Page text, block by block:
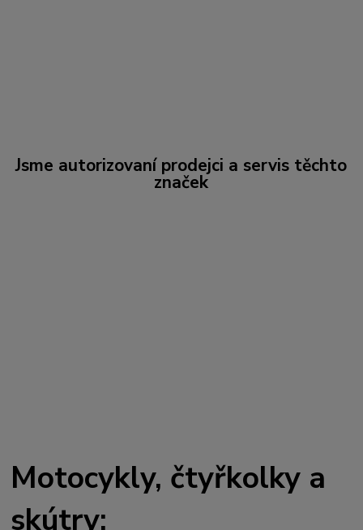
Jsme autorizovaní prodejci a servis těchto
značek
Motocykly, čtyřkolky a
skútry: